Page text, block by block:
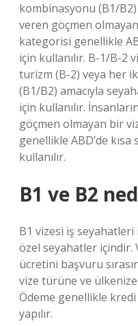
kombinasyonu (B1/
veren göçmen
kategorisi genellikle
için kullanılır. B-1/B-2
turizm (B-2) veya her
(B1/B2) amacıyla
için kullanılır.
göçmen olmayan bir
genellikle ABD’de
kullanılır.
B1 ve B2
B1 vizesi iş
özel seyahatler içindir.
ücretini başvuru
vize türüne ve
Ödeme genellikle
yapılır.